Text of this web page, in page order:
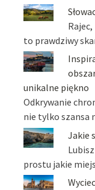
to prawdziwy
unikalne piękno
Odkrywanie
nie tylko szansa
Jakie
prostu jakie